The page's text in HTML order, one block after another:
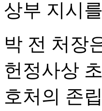
상부 지시
박 전 처장
헌정사상
호처의 존